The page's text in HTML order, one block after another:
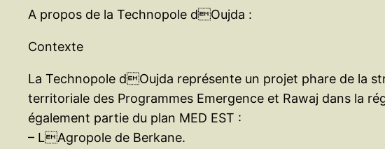
A propos de la Technopole dOujda :
Contexte
La Technopole dOujda représente un projet phare de la
territoriale des Programmes Emergence et Rawaj dans la
également partie du plan MED EST :
– LAgropole de Berkane.